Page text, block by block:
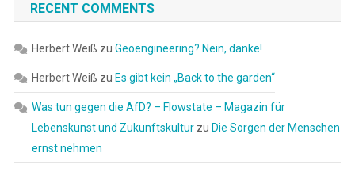
RECENT COMMENTS
Herbert Weiß zu Geoengineering? Nein, danke!
Herbert Weiß zu Es gibt kein „Back to the garden“
Was tun gegen die AfD? – Flowstate – Magazin für
Lebenskunst und Zukunftskulturzu Die Sorgen der Menschen
ernst nehmen